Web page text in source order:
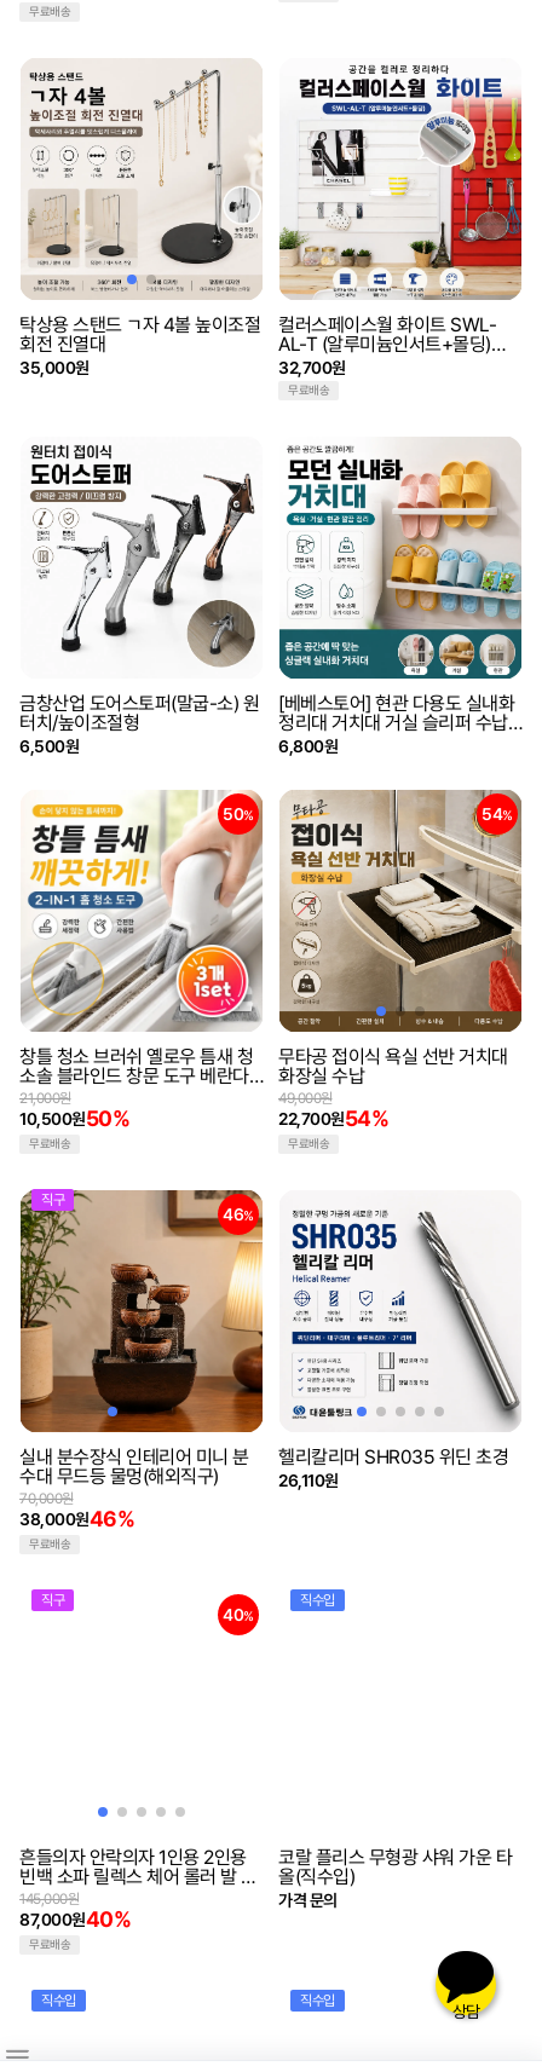
상담
무료배송
탁상용 스탠드 ㄱ자 4볼 높이조절
회전 진열대
35,000원
컬러스페이스월 화이트 SWL-
AL-T (알루미늄인서트+몰딩)
150x290
32,700원
무료배송
금창산업 도어스토퍼(말굽-소) 원
터치/높이조절형
6,500원
[베베스토어] 현관 다용도 실내화
정리대 거치대 거실 슬리퍼 수납
랙
6,800원
50%
창틀 청소 브러쉬 옐로우 틈새 청
소솔 블라인드 창문 도구 베란다
창틈 유리창
10,500원50%
21,000원
무료배송
54%
무타공 접이식 욕실 선반 거치대
화장실 수납
22,700원54%
49,000원
무료배송
직구
46%
실내 분수장식 인테리어 미니 분
수대 무드등 물멍(해외직구)
38,000원46%
70,000원
무료배송
헬리칼리머 SHR035 위딘 초경
26,110원
직구
40%
흔들의자 안락의자 1인용 2인용
빈백 소파 릴렉스 체어 롤러 발 마
사지(해외직구)
87,000원40%
145,000원
무료배송
직수입
코랄 플리스 무형광 샤워 가운 타
올(직수입)
가격 문의
직수입 직수입